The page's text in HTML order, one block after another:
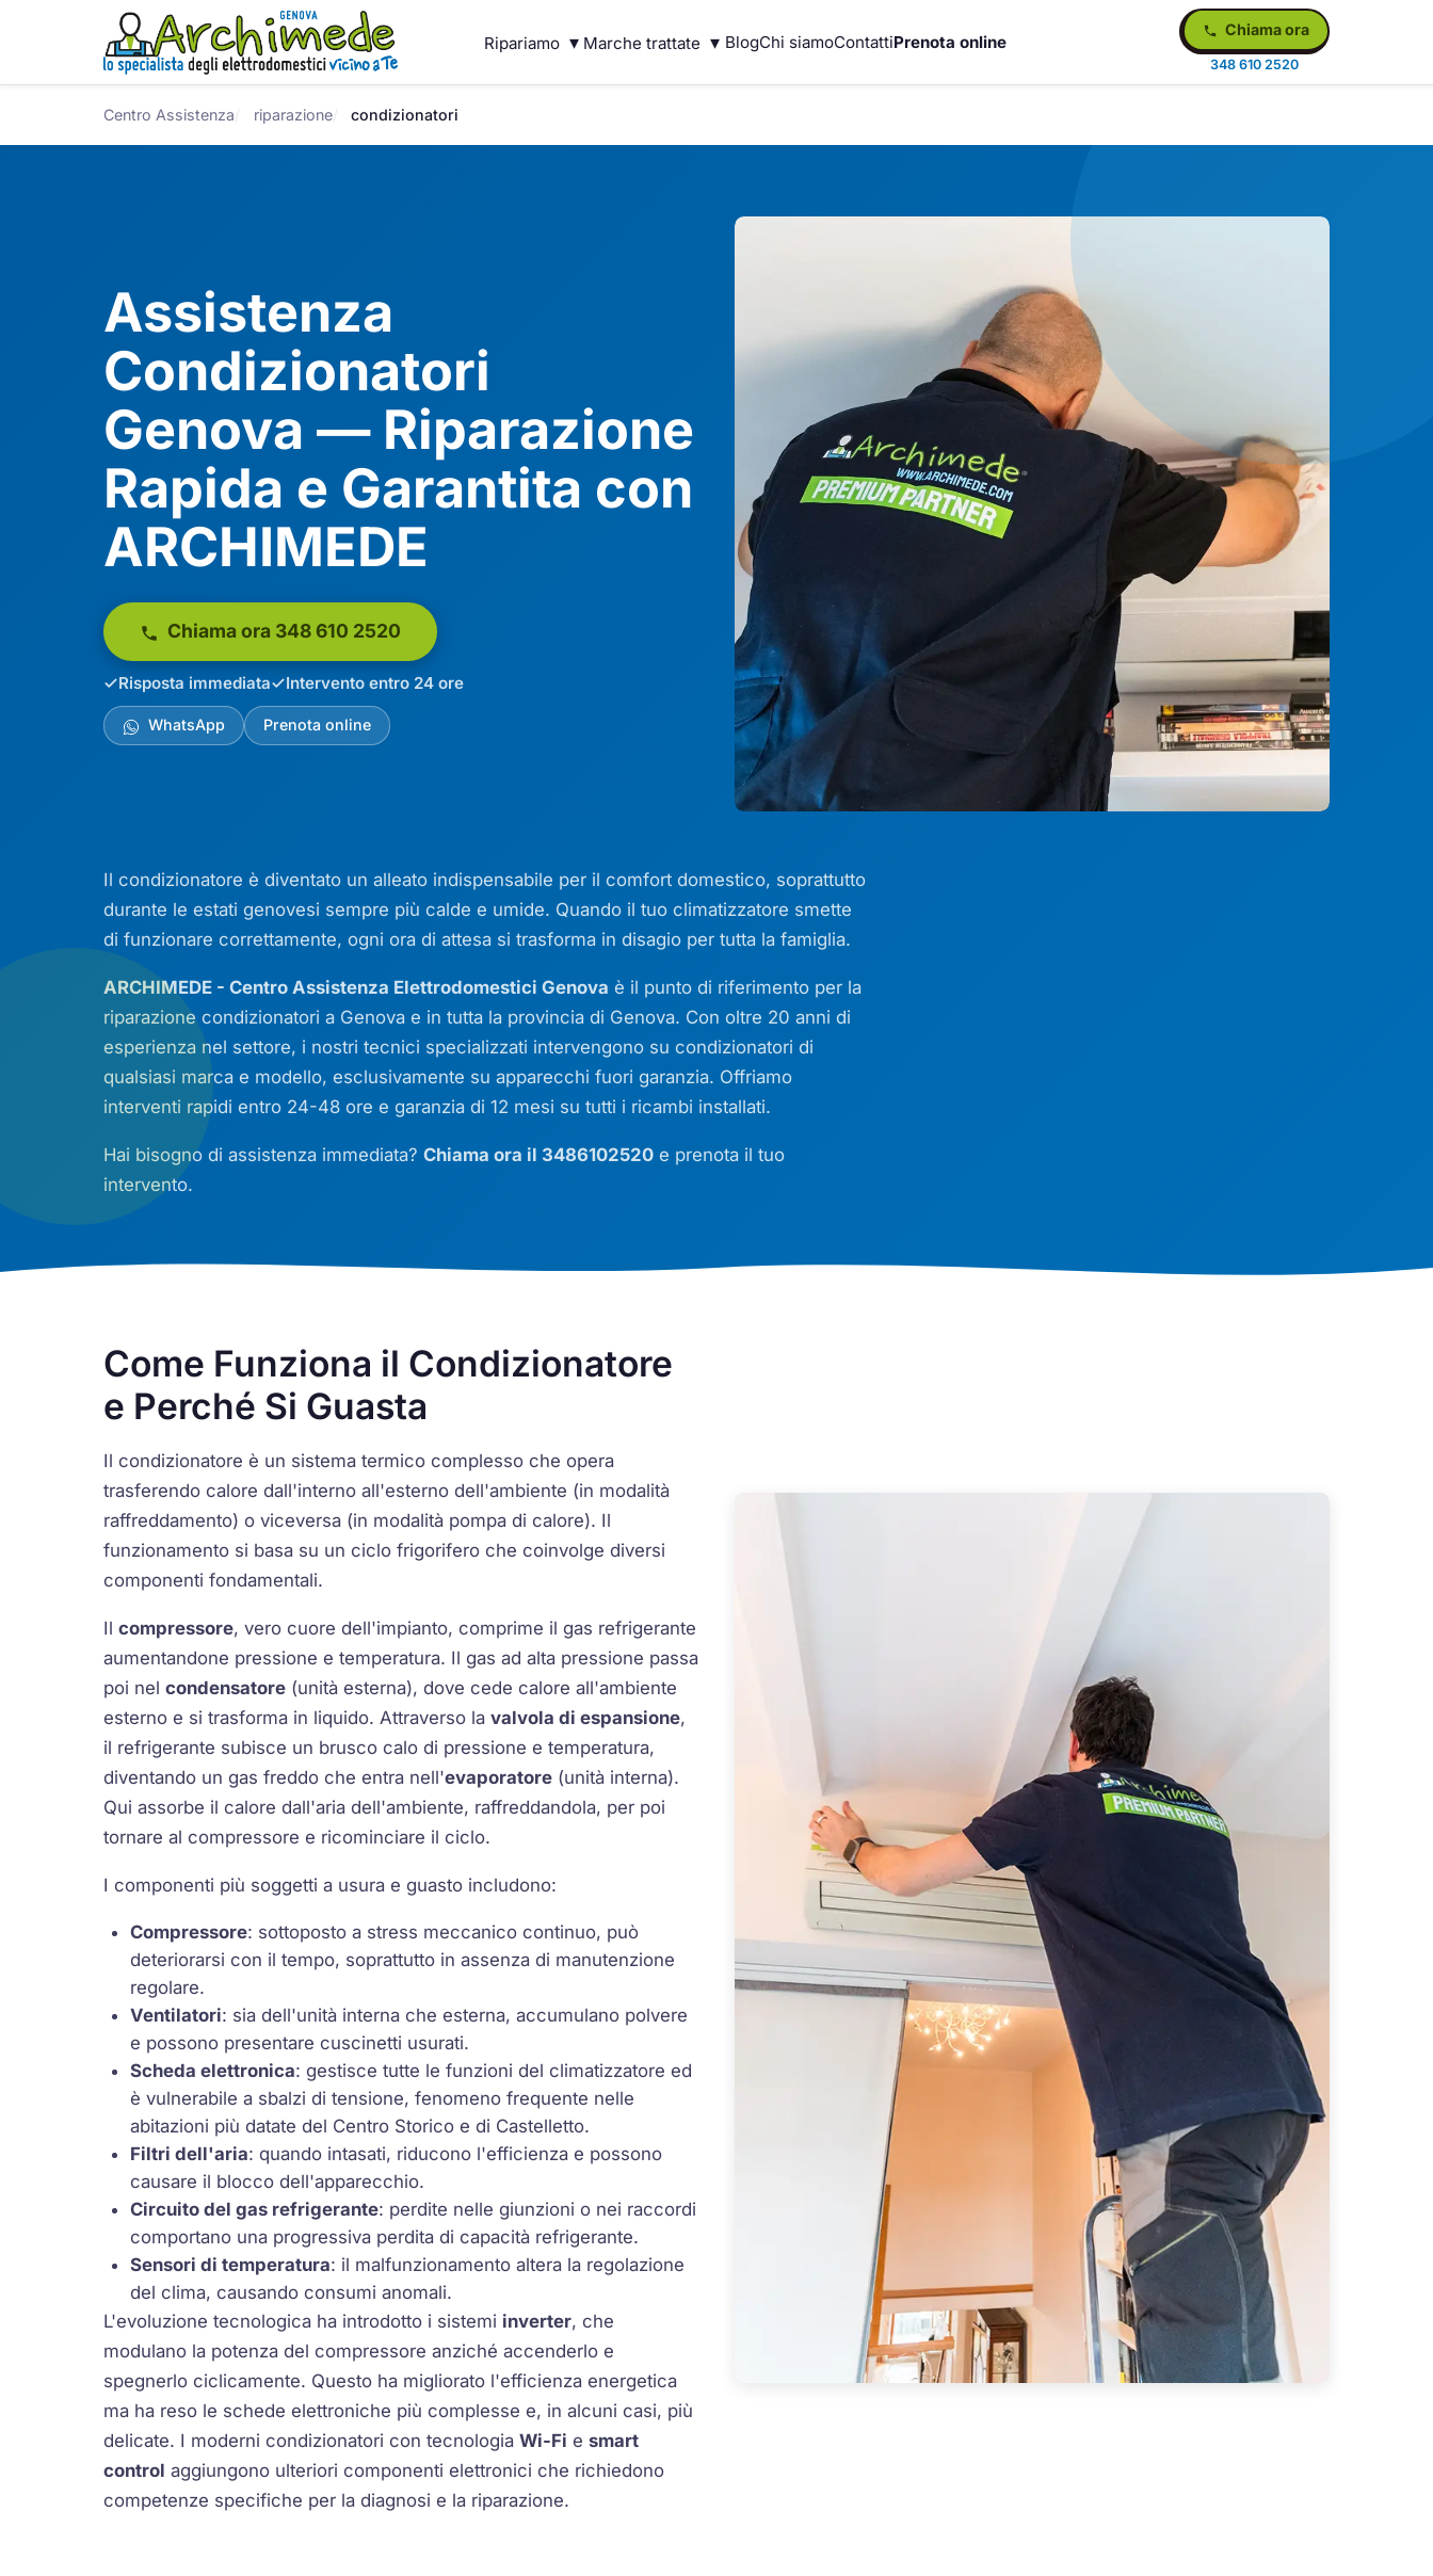
Ripariamo ▾ Marche trattate ▾ BlogChi siamoContattiPrenota online
Chiama ora
348 610 2520
Centro Assistenza riparazione condizionatori
Assistenza
Condizionatori
Genova — Riparazione
Rapida e Garantita con
ARCHIMEDE
Chiama ora 348 610 2520
Risposta immediata Intervento entro 24 ore
WhatsApp Prenota online
Il condizionatore è diventato un alleato indispensabile per il comfort domestico, soprattutto
durante le estati genovesi sempre più calde e umide. Quando il tuo climatizzatore smette
di funzionare correttamente, ogni ora di attesa si trasforma in disagio per tutta la famiglia.
ARCHIMEDE - Centro Assistenza Elettrodomestici Genova è il punto di riferimento per la
riparazione condizionatori a Genova e in tutta la provincia di Genova. Con oltre 20 anni di
esperienza nel settore, i nostri tecnici specializzati intervengono su condizionatori di
qualsiasi marca e modello, esclusivamente su apparecchi fuori garanzia. Offriamo
interventi rapidi entro 24-48 ore e garanzia di 12 mesi su tutti i ricambi installati.
Hai bisogno di assistenza immediata?Chiama ora il 3486102520 e prenota il tuo
intervento.
Come Funziona il Condizionatore
e Perché Si Guasta
Il condizionatore è un sistema termico complesso che opera
trasferendo calore dall'interno all'esterno dell'ambiente (in modalità
raffreddamento) o viceversa (in modalità pompa di calore). Il
funzionamento si basa su un ciclo frigorifero che coinvolge diversi
componenti fondamentali.
Ilcompressore, vero cuore dell'impianto, comprime il gas refrigerante
aumentandone pressione e temperatura. Il gas ad alta pressione passa
poi nelcondensatore (unità esterna), dove cede calore all'ambiente
esterno e si trasforma in liquido. Attraverso lavalvola di espansione,
il refrigerante subisce un brusco calo di pressione e temperatura,
diventando un gas freddo che entra nell'evaporatore (unità interna).
Qui assorbe il calore dall'aria dell'ambiente, raffreddandola, per poi
tornare al compressore e ricominciare il ciclo.
I componenti più soggetti a usura e guasto includono:
Compressore: sottoposto a stress meccanico continuo, può
deteriorarsi con il tempo, soprattutto in assenza di manutenzione
regolare.
Ventilatori: sia dell'unità interna che esterna, accumulano polvere
e possono presentare cuscinetti usurati.
Scheda elettronica: gestisce tutte le funzioni del climatizzatore ed
è vulnerabile a sbalzi di tensione, fenomeno frequente nelle
abitazioni più datate del Centro Storico e di Castelletto.
Filtri dell'aria: quando intasati, riducono l'efficienza e possono
causare il blocco dell'apparecchio.
Circuito del gas refrigerante: perdite nelle giunzioni o nei raccordi
comportano una progressiva perdita di capacità refrigerante.
Sensori di temperatura: il malfunzionamento altera la regolazione
del clima, causando consumi anomali.
L'evoluzione tecnologica ha introdotto i sistemi inverter, che
modulano la potenza del compressore anziché accenderlo e
spegnerlo ciclicamente. Questo ha migliorato l'efficienza energetica
ma ha reso le schede elettroniche più complesse e, in alcuni casi, più
delicate. I moderni condizionatori con tecnologiaWi-Fi esmart
control aggiungono ulteriori componenti elettronici che richiedono
competenze specifiche per la diagnosi e la riparazione.